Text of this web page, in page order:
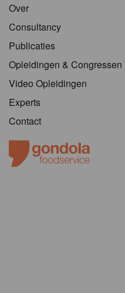
Over
Consultancy
Publicaties
Opleidingen & Congressen
Video Opleidingen
Experts
Contact